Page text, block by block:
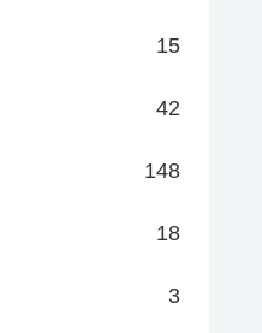
15
42
148
18
3